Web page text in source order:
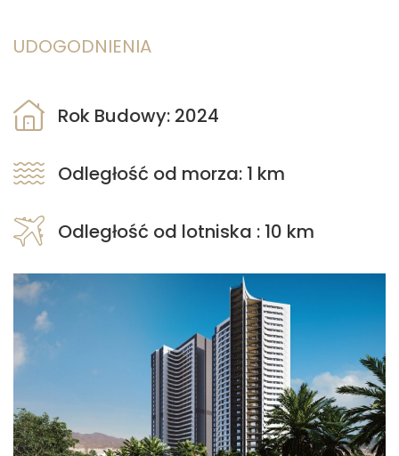
UDOGODNIENIA
Rok Budowy: 2024
Odległość od morza: 1 km
Odległość od lotniska : 10 km